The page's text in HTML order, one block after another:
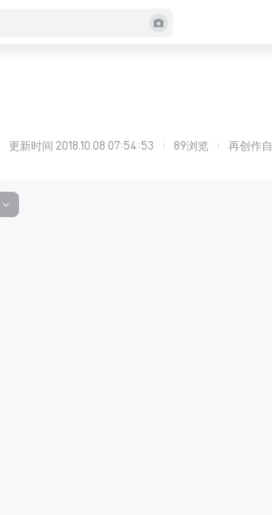
更新时间 2018.10.08 07:54:53 89浏览 再创作自
∨